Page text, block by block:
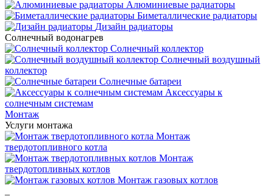
Алюминиевые радиаторы
Биметаллические радиаторы
Дизайн радиаторы
Солнечный водонагрев
Солнечный коллектор
Солнечный воздушный
коллектор
Солнечные батареи
Аксессуары к
солнечным системам
Монтаж
Услуги монтажа
Монтаж
твердотопливного котла
Монтаж
твердотопливных котлов
Монтаж газовых котлов